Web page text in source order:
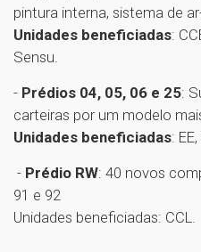
pintura interna, sistema de
Unidades beneficiadas:
Sensu.
- Prédios 04, 05, 06 e 25:
carteiras por um modelo
Unidades beneficiadas:
- Prédio RW: 40 novos
91 e 92
Unidades beneficiadas: CCL.